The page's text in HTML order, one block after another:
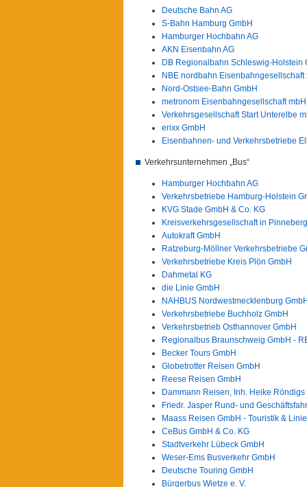
Deutsche Bahn AG
S-Bahn Hamburg GmbH
Hamburger Hochbahn AG
AKN Eisenbahn AG
DB Regionalbahn Schleswig-Holstein
NBE nordbahn Eisenbahngesellschaft
Nord-Ostsee-Bahn GmbH
metronom Eisenbahngesellschaft mbH
Verkehrsgesellschaft Start Unterelbe
erixx GmbH
Eisenbahnen- und Verkehrsbetriebe
Verkehrsunternehmen „Bus“
Hamburger Hochbahn AG
Verkehrsbetriebe Hamburg-Holstein
KVG Stade GmbH & Co. KG
Kreisverkehrsgesellschaft in
Autokraft GmbH
Ratzeburg-Möllner Verkehrsbetriebe
Verkehrsbetriebe Kreis Plön GmbH
Dahmetal KG
die Linie GmbH
NAHBUS Nordwestmecklenburg
Verkehrsbetriebe Buchholz GmbH
Verkehrsbetrieb Osthannover GmbH
Regionalbus Braunschweig GmbH -
Becker Tours GmbH
Globetrotter Reisen GmbH
Reese Reisen GmbH
Dammann Reisen, Inh. Heike Röndigs
Friedr. Jasper Rund- und
Maass Reisen GmbH - Touristik &
CeBus GmbH & Co. KG
Stadtverkehr Lübeck GmbH
Weser-Ems Busverkehr GmbH
Deutsche Touring GmbH
Bürgerbus Wietze e. V.